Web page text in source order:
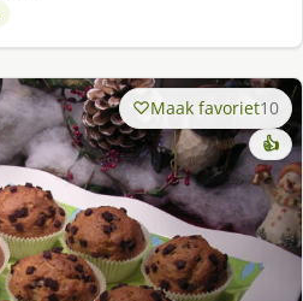
Maak favoriet10
👍